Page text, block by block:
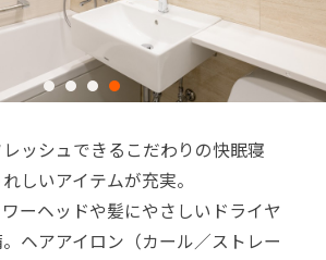
ッシュできるこだわりの快眠寝
しいアイテムが充実。
ーヘッドや髪にやさしいドライヤ
ヘアアイロン（カール／ストレー